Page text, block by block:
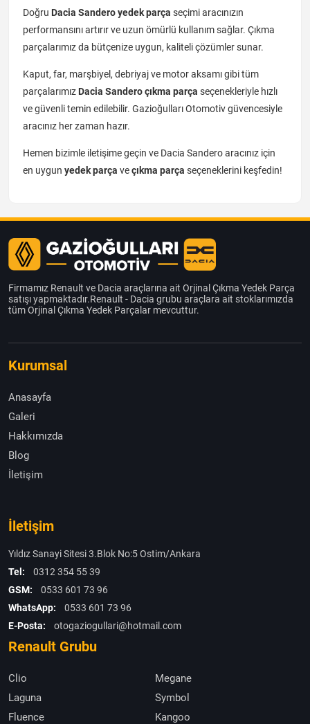
Doğru Dacia Sandero yedek parça seçimi aracınızın
performansını artırır ve uzun ömürlü kullanım sağlar. Çıkma
parçalarımız da bütçenize uygun, kaliteli çözümler sunar.
Kaput, far, marşbiyel, debriyaj ve motor aksamı gibi tüm
parçalarımız Dacia Sandero çıkma parça seçenekleriyle hızlı
ve güvenli temin edilebilir. Gazioğulları Otomotiv güvencesiyle
aracınız her zaman hazır.
Hemen bizimle iletişime geçin ve Dacia Sandero aracınız için
en uygun yedek parça veçıkma parça seçeneklerini keşfedin!
Firmamız Renault ve Dacia araçlarına ait Orjinal Çıkma Yedek Parça
satışı yapmaktadır.Renault - Dacia grubu araçlara ait stoklarımızda
tüm Orjinal Çıkma Yedek Parçalar mevcuttur.
Kurumsal
Anasayfa
Galeri
Hakkımızda
Blog
İletişim
İletişim
Yıldız Sanayi Sitesi 3.Blok No:5 Ostim/Ankara
Tel:
0312 354 55 39
GSM:
0533 601 73 96
WhatsApp:
0533 601 73 96
E-Posta:
otogaziogullari@hotmail.com
Renault Grubu
Clio
Megane
Laguna
Symbol
Fluence
Kangoo